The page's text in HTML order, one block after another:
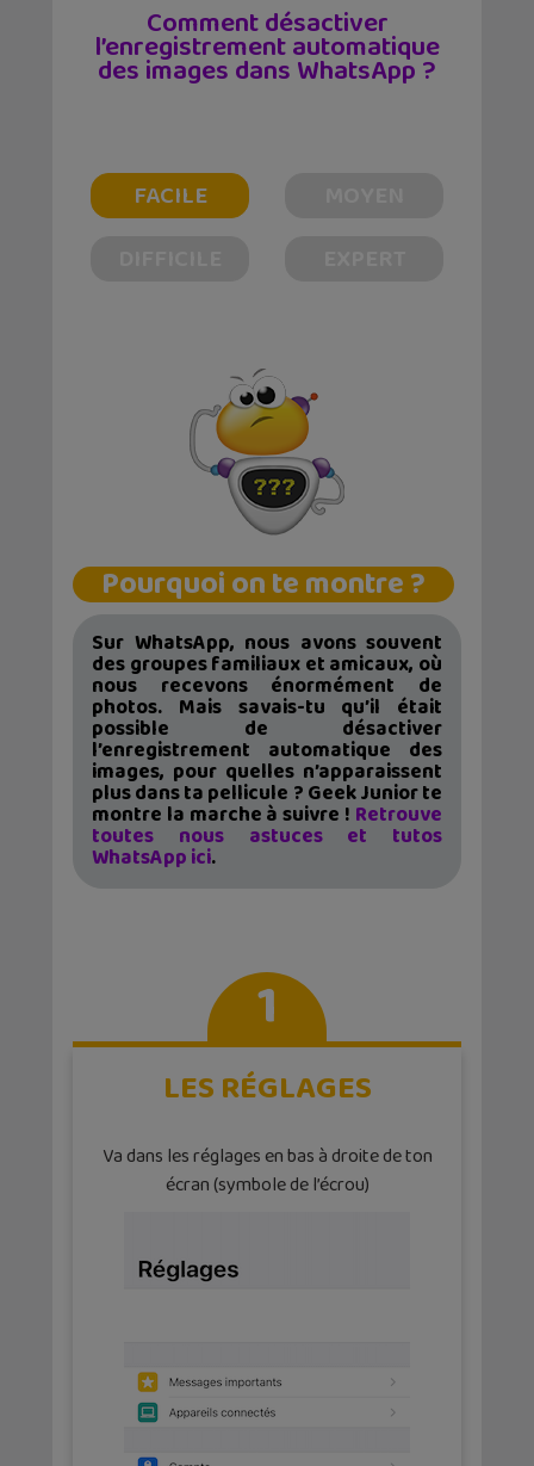
Comment désactiver
l’enregistrement automatique
des images dans WhatsApp ?
FACILE
Pourquoi on te montre ?
Sur WhatsApp, nous avons souvent
des groupes familiaux et amicaux, où
nous recevons énormément de
photos. Mais savais-tu qu’il était
possible de désactiver
l’enregistrement automatique des
images, pour quelles n’apparaissent
plus dans ta pellicule ? Geek Junior te
montre la marche à suivre ! Retrouve
toutes nous astuces et tutos
WhatsApp ici.
1
LES RÉGLAGES
Va dans les réglages en bas à droite de ton
écran (symbole de l’écrou)